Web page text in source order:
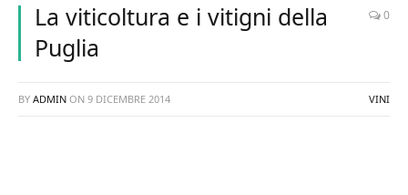
La viticoltura e i vitigni della
Puglia
0
BY ADMIN ON 9 DICEMBRE 2014 VINI